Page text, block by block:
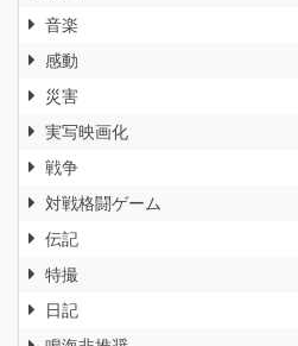
音楽
感動
災害
実写映画化
戦争
対戦格闘ゲーム
伝記
特撮
日記